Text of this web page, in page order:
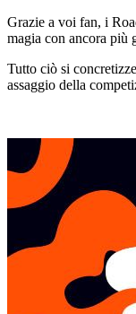
Grazie a voi fan, i
magia con ancora più
Tutto ciò si
assaggio della